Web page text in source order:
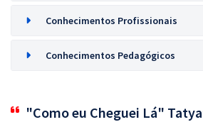
Conhecimentos Profissionais
Conhecimentos Pedagógicos
"Como eu Cheguei Lá"